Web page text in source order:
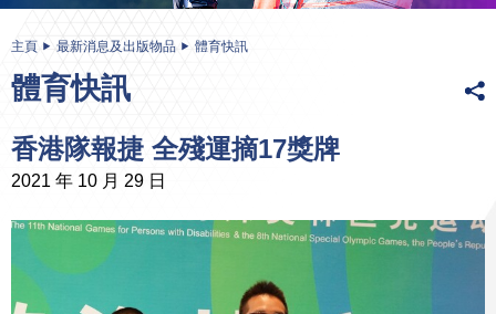
主頁 最新消息及出版物品 體育快訊
體育快訊
香港隊報捷 全殘運摘17獎牌
2021 年 10 月 29 日